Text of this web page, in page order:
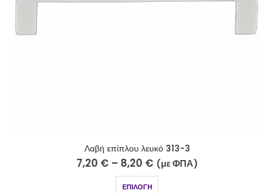
Λαβή επίπλου λευκό 313-3
7,20 € – 8,20 € (με ΦΠΑ)
ΕΠΙΛΟΓΉ